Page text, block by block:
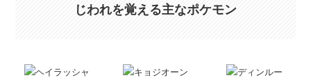
じわれを覚える主なポケモン